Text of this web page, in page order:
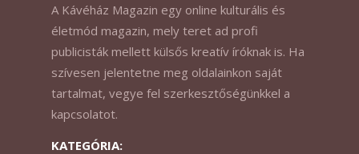
A Kávéház Magazin egy online kulturális és
életmód magazin, mely teret ad profi
publicisták mellett külsős kreatív íróknak is. Ha
szívesen jelentetne meg oldalainkon saját
tartalmat, vegye fel szerkesztőségünkkel a
kapcsolatot.
KATEGÓRIA: